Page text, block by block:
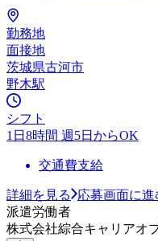
勤務地
面接地
茨城県古河市
野木駅
シフト
1日8時間 週5日からOK
交通費支給
詳細を見る
応募画面に進
派遣労働者
株式会社綜合キャリアオ